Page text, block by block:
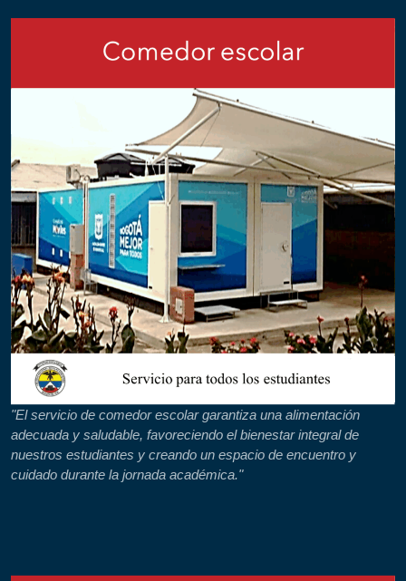
"El servicio de comedor escolar garantiza una alimentación
adecuada y saludable, favoreciendo el bienestar integral de
nuestros estudiantes y creando un espacio de encuentro y
cuidado durante la jornada académica."